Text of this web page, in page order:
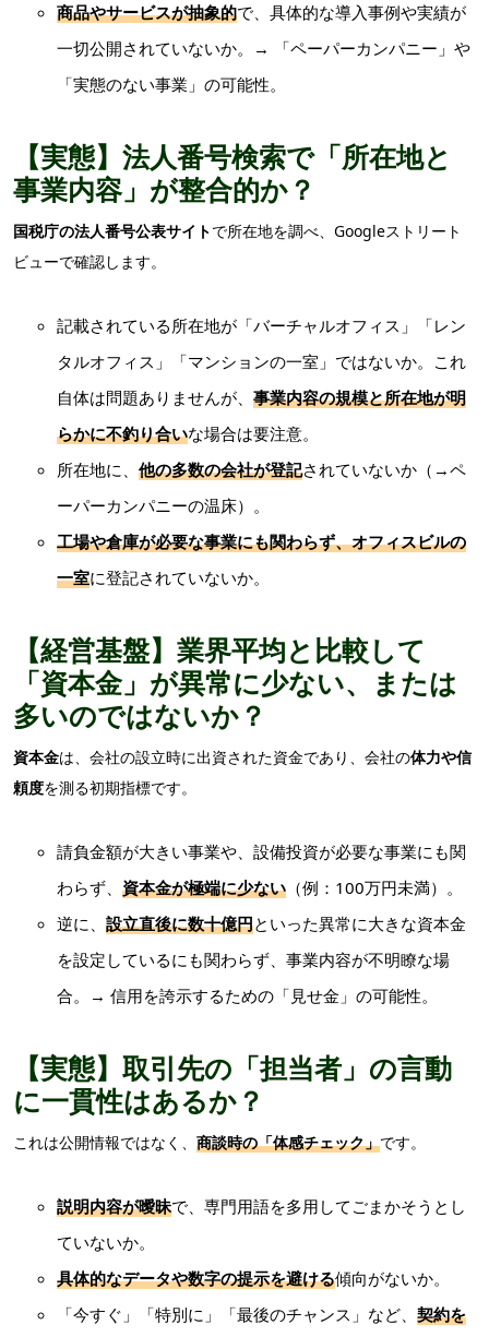
商品やサービスが抽象的で、具体的な導入事例や実績が
一切公開されていないか。→ 「ペーパーカンパニー」や
「実態のない事業」の可能性。
【実態】法人番号検索で「所在地と
事業内容」が整合的か？
国税庁の法人番号公表サイトで所在地を調べ、Googleストリート
ビューで確認します。
記載されている所在地が「バーチャルオフィス」「レン
タルオフィス」「マンションの一室」ではないか。これ
自体は問題ありませんが、 事業内容の規模と所在地が明
らかに不釣り合いな場合は要注意。
所在地に、 他の多数の会社が登記されていないか（→ペ
ーパーカンパニーの温床）。
工場や倉庫が必要な事業にも関わらず、オフィスビルの
一室に登記されていないか。
【経営基盤】業界平均と比較して
「資本金」が異常に少ない、または
多いのではないか？
資本金は、会社の設立時に出資された資金であり、会社の体力や信
頼度を測る初期指標です。
請負金額が大きい事業や、設備投資が必要な事業にも関
わらず、 資本金が極端に少ない（例：100万円未満）。
逆に、 設立直後に数十億円といった異常に大きな資本金
を設定しているにも関わらず、事業内容が不明瞭な場
合。→ 信用を誇示するための「見せ金」の可能性。
【実態】取引先の「担当者」の言動
に一貫性はあるか？
これは公開情報ではなく、 商談時の「体感チェック」です。
説明内容が曖昧で、専門用語を多用してごまかそうとし
ていないか。
具体的なデータや数字の提示を避ける傾向がないか。
「今すぐ」「特別に」「最後のチャンス」など、 契約を